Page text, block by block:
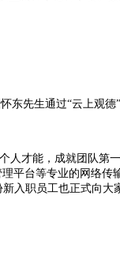
东先生通过“云上观德”
才能，成就团队第
平台等专业的网络传
新入职员工也正式向大